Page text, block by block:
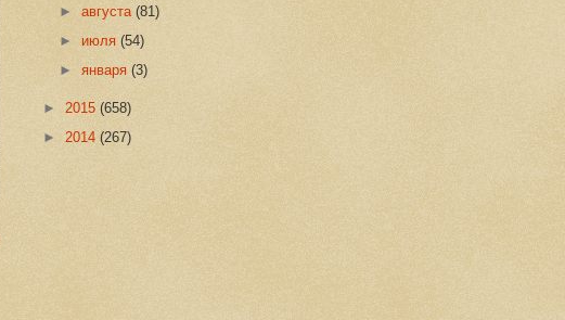
►августа(81)
►июля(54)
►января(3)
► 2015 (658)
► 2014 (267)